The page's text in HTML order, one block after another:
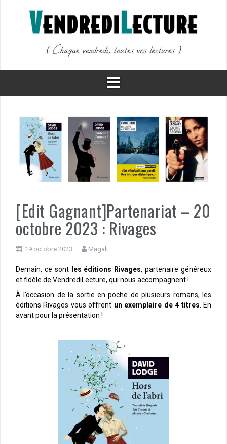
[Edit Gagnant]Partenariat – 20
octobre 2023 : Rivages
19 octobre 2023 Magali
Demain, ce sont les éditions Rivages, partenaire généreux
et fidèle de VendrediLecture, qui nous accompagnent !
À l’occasion de la sortie en poche de plusieurs romans, les
éditions Rivages vous offrent un exemplaire de 4 titres . En
avant pour la présentation !